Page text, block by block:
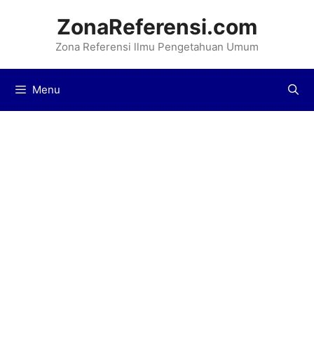
ZonaReferensi.com
Zona Referensi llmu Pengetahuan Umum
Menu